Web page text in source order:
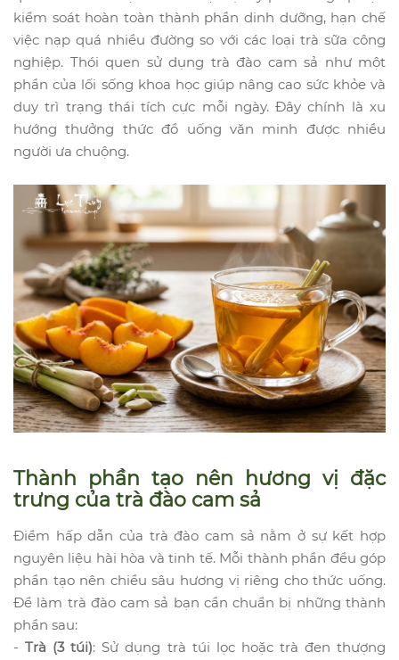
kiểm soát hoàn toàn thành phần dinh dưỡng, hạn chế
việc nạp quá nhiều đường so với các loại trà sữa công
nghiệp. Thói quen sử dụng trà đào cam sả như một
phần của lối sống khoa học giúp nâng cao sức khỏe và
duy trì trạng thái tích cực mỗi ngày. Đây chính là xu
hướng thưởng thức đồ uống văn minh được nhiều
người ưa chuộng.
Thành phần tạo nên hương vị đặc
trưng của trà đào cam sả
Điểm hấp dẫn của trà đào cam sả nằm ở sự kết hợp
nguyên liệu hài hòa và tinh tế. Mỗi thành phần đều góp
phần tạo nên chiều sâu hương vị riêng cho thức uống.
Để làm trà đào cam sả bạn cần chuẩn bị những thành
phần sau:
-Trà (3 túi): Sử dụng trà túi lọc hoặc trà đen thượng